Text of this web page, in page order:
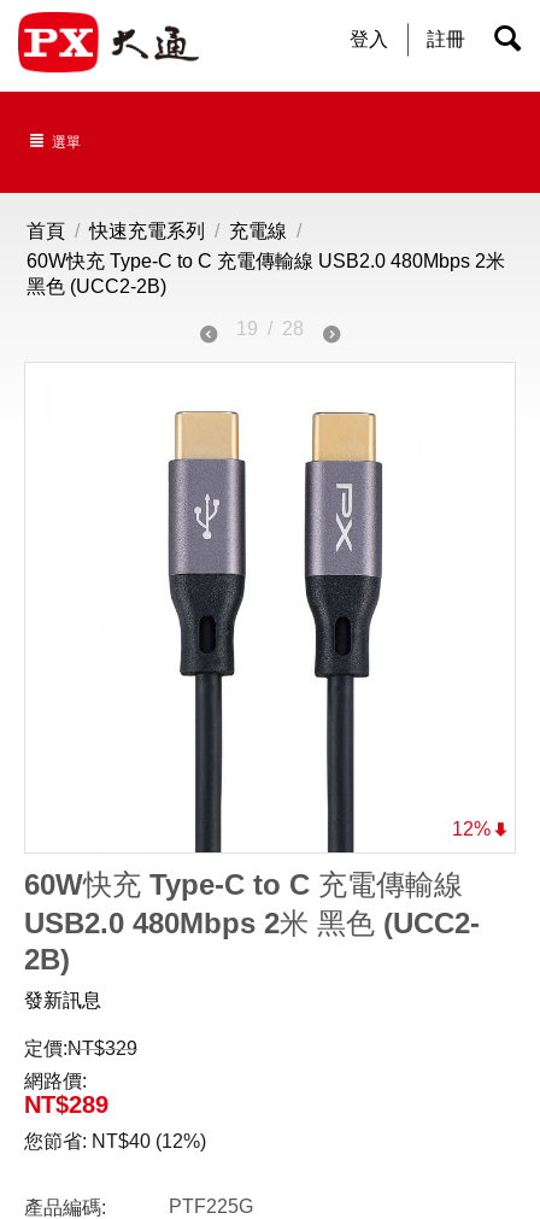
登入 註冊
選單
首頁 / 快速充電系列 / 充電線 /
60W快充 Type-C to C 充電傳輸線 USB2.0 480Mbps 2米
黑色 (UCC2-2B)
19 / 28
12%
60W快充 Type-C to C 充電傳輸線
USB2.0 480Mbps 2米 黑色 (UCC2-
2B)
發新訊息
定價:NT$329
網路價:
NT$289
您節省: NT$40 (12%)
產品編碼:
PTF225G